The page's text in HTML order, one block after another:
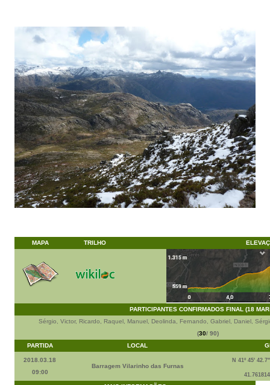
MAPA TRILHO
PARTICIPANTES CONFIRMADOS FINAL (18
Sérgio, Victor, Ricardo, Raquel, Manuel, Deolinda, Fernando, Gabriel, Daniel,
(30/ 90)
PARTIDA
LOCAL
2018.03.18
09:00
Barragem Vilarinho das Furnas
N 41º 45'